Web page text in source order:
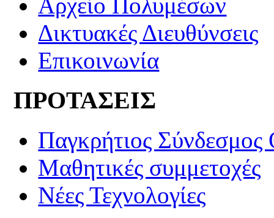
Αρχείο Πολυμέσων
Δικτυακές Διευθύνσεις
Επικοινωνία
ΠΡΟΤΑΣΕΙΣ
Παγκρήτιος
Μαθητικές συμμετοχές
Νέες Τεχνολογίες